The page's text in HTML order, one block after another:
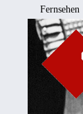
Fernsehen